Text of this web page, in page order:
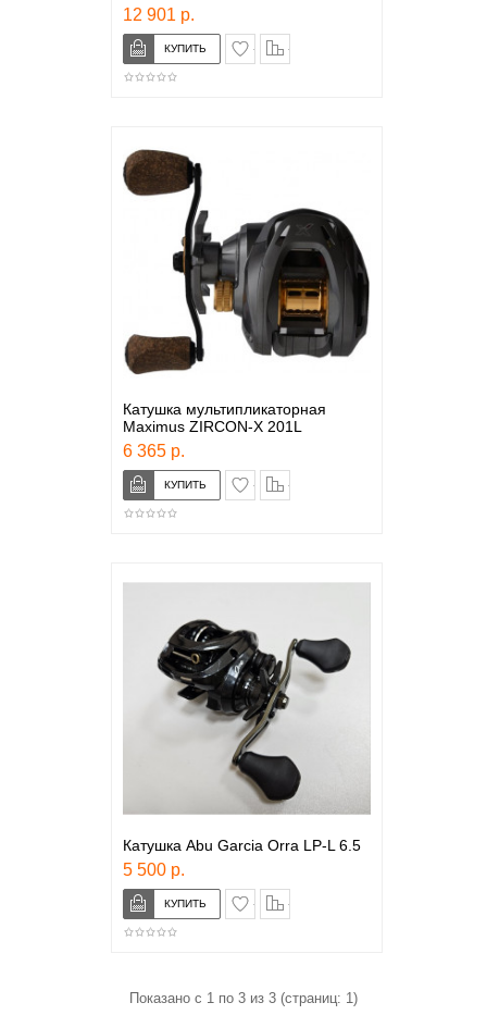
12 901 р.
в закладки
Катушка мультипликаторная
Maximus ZIRCON-X 201L
6 365 р.
в закладки
Катушка Abu Garcia Orra LP-L 6.5
5 500 р.
в закладки
Показано с 1 по 3 из 3 (страниц: 1)